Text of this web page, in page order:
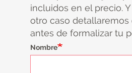
incluidos en el precio.
otro caso detallaremos
antes de formalizar tu
Nombre